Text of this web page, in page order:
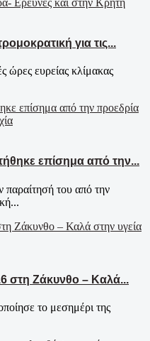
για τις...
ώρες ευρείας κλίμακας
επίσημα από την...
του από την
στη Ζάκυνθο – Καλά...
το μεσημέρι της